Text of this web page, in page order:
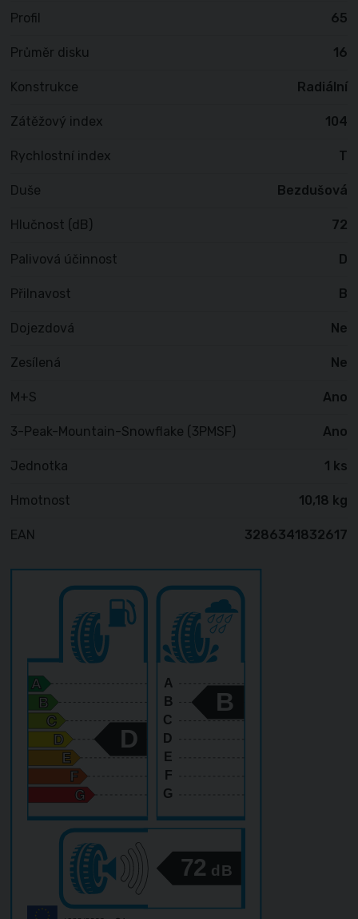
Profil 65
Průměr disku 16
Konstrukce Radiální
Zátěžový index 104
Rychlostní index T
Duše Bezdušová
Hlučnost (dB) 72
Palivová účinnost D
Přilnavost B
Dojezdová Ne
Zesílená Ne
M+S Ano
3-Peak-Mountain-Snowflake (3PMSF) Ano
Jednotka 1 ks
Hmotnost 10,18 kg
EAN 3286341832617
A
B
C
D
E
F
G
72 dB
D
B